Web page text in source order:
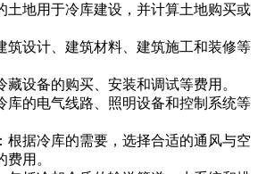
土地用于冷库建设，并计算土地购买或
筑设计、建筑材料、建筑施工和装修等
设备的购买、安装和调试等费用。
库的电气线路、照明设备和控制系统等
根据冷库的需要，选择合适的通风与空
用。